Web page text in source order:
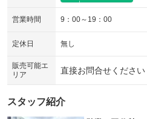
営業時間 9：00～19：00
定休日 無し
販売可能エ
リア
直接お問合せください
スタッフ紹介